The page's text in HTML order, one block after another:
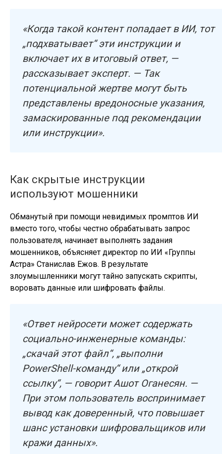
«Когда такой контент попадает в ИИ, тот
„подхватывает“ эти инструкции и
включает их в итоговый ответ, —
рассказывает эксперт. — Так
потенциальной жертве могут быть
представлены вредоносные указания,
замаскированные под рекомендации
или инструкции».
Как скрытые инструкции
используют мошенники
Обманутый при помощи невидимых промптов ИИ
вместо того, чтобы честно обрабатывать запрос
пользователя, начинает выполнять задания
мошенников, объясняет директор по ИИ «Группы
Астра» Станислав Ежов. В результате
злоумышленники могут тайно запускать скрипты,
воровать данные или шифровать файлы.
«Ответ нейросети может содержать
социально-инженерные команды:
„скачай этот файл“, „выполни
PowerShell-команду“ или „открой
ссылку“, — говорит Ашот Оганесян. —
При этом пользователь воспринимает
вывод как доверенный, что повышает
шанс установки шифровальщиков или
кражи данных».